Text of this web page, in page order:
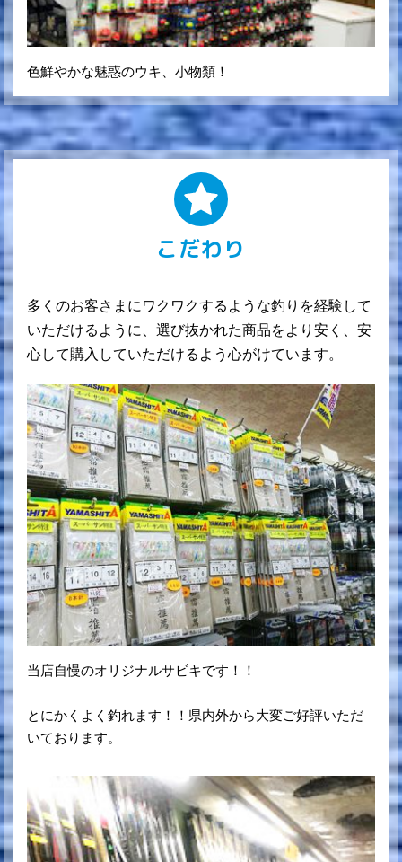
色鮮やかな魅惑のウキ、小物類！
こだわり
多くのお客さまにワクワクするような釣りを経験して
いただけるように、選び抜かれた商品をより安く、安
心して購入していただけるよう心がけています。
当店自慢のオリジナルサビキです！！
とにかくよく釣れます！！県内外から大変ご好評いただ
いております。